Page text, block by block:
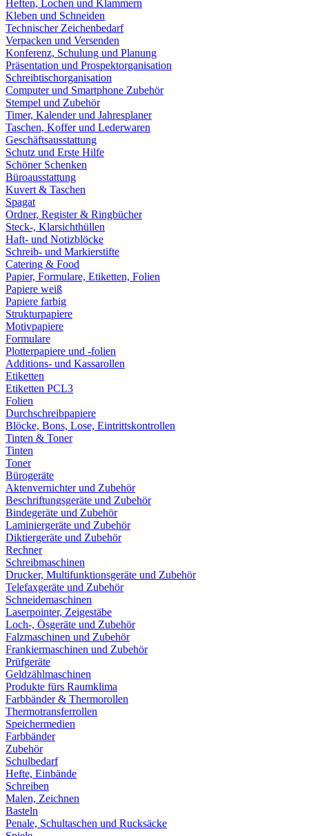
Heften, Lochen und Klammern
Kleben und Schneiden
Technischer Zeichenbedarf
Verpacken und Versenden
Konferenz, Schulung und Planung
Präsentation und Prospektorganisation
Schreibtischorganisation
Computer und Smartphone Zubehör
Stempel und Zubehör
Timer, Kalender und Jahresplaner
Taschen, Koffer und Lederwaren
Geschäftsausstattung
Schutz und Erste Hilfe
Schöner Schenken
Büroausstattung
Kuvert & Taschen
Spagat
Ordner, Register & Ringbücher
Steck-, Klarsichthüllen
Haft- und Notizblöcke
Schreib- und Markierstifte
Catering & Food
Papier, Formulare, Etiketten, Folien
Papiere weiß
Papiere farbig
Strukturpapiere
Motivpapiere
Formulare
Plotterpapiere und -folien
Additions- und Kassarollen
Etiketten
Etiketten PCL3
Folien
Durchschreibpapiere
Blöcke, Bons, Lose, Eintrittskontrollen
Tinten & Toner
Tinten
Toner
Bürogeräte
Aktenvernichter und Zubehör
Beschriftungsgeräte und Zubehör
Bindegeräte und Zubehör
Laminiergeräte und Zubehör
Diktiergeräte und Zubehör
Rechner
Schreibmaschinen
Drucker, Multifunktionsgeräte und Zubehör
Telefaxgeräte und Zubehör
Schneidemaschinen
Laserpointer, Zeigestäbe
Loch-, Ösgeräte und Zubehör
Falzmaschinen und Zubehör
Frankiermaschinen und Zubehör
Prüfgeräte
Geldzählmaschinen
Produkte fürs Raumklima
Farbbänder & Thermorollen
Thermotransferrollen
Speichermedien
Farbbänder
Zubehör
Schulbedarf
Hefte, Einbände
Schreiben
Malen, Zeichnen
Basteln
Penale, Schultaschen und Rucksäcke